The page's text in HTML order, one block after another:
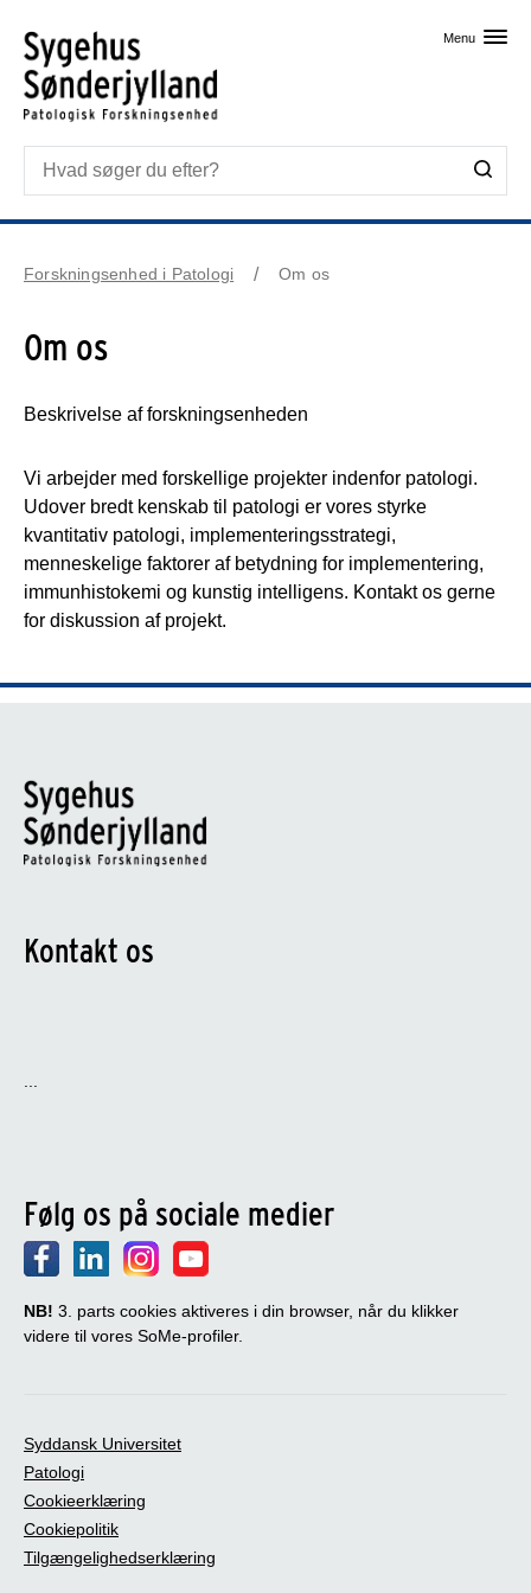
Menu
Forskningsenhed i Patologi Om os
Om os
Beskrivelse af forskningsenheden
Vi arbejder med forskellige projekter indenfor patologi.
Udover bredt kenskab til patologi er vores styrke
kvantitativ patologi, implementeringsstrategi,
menneskelige faktorer af betydning for implementering,
immunhistokemi og kunstig intelligens. Kontakt os gerne
for diskussion af projekt.
Kontakt os
Følg os på sociale medier
NB! 3. parts cookies aktiveres i din browser, når du klikker
videre til vores SoMe-profiler.
Syddansk Universitet
Patologi
Cookieerklæring
Cookiepolitik
Tilgængelighedserklæring